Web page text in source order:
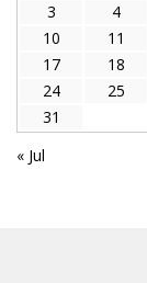
3
4
10
11
17
18
24
25
31
« Jul